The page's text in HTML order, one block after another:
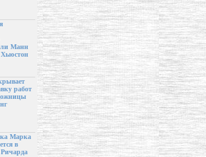
Манн
Хьюстон
работ
Марка
в
Ричарда